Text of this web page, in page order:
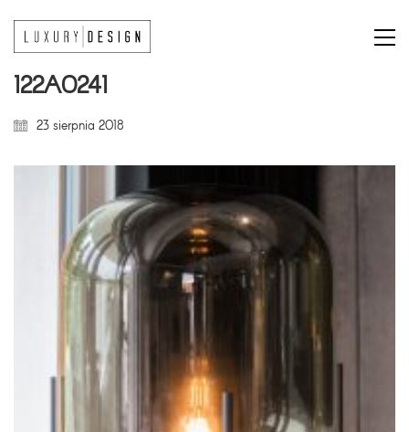
122A0241
23 sierpnia 2018